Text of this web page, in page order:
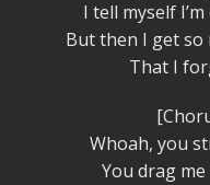
I tell myself
But then I get
That I
Whoah, you
You drag